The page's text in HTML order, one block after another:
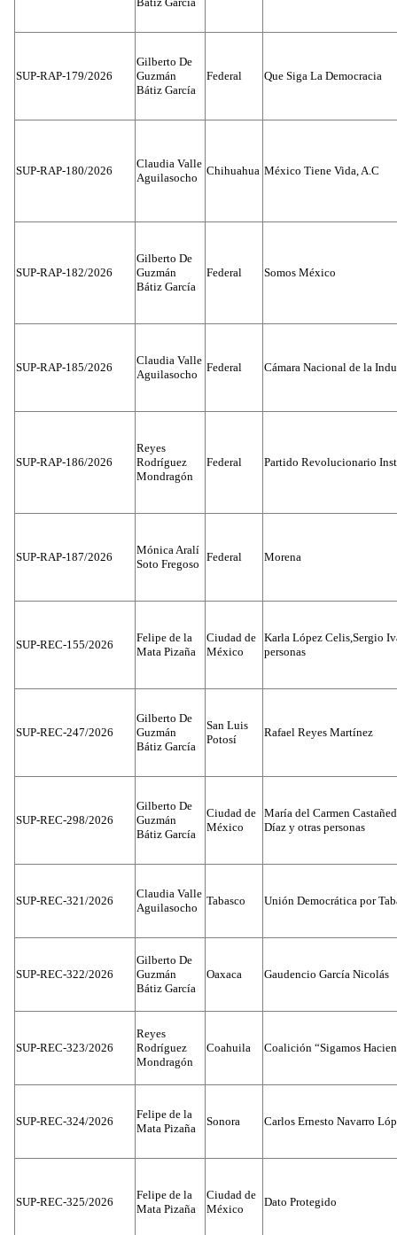
SUP-RAP-179/2026
Gilberto De
Guzmán
Bátiz García
Federal Que Siga La Democracia
SUP-RAP-180/2026
Claudia Valle
Aguilasocho
Chihuahua México Tiene Vida, A.C
SUP-RAP-182/2026
Gilberto De
Guzmán
Bátiz García
Federal Somos México
SUP-RAP-185/2026
Claudia Valle
Aguilasocho
Federal Cámara Nacional de la
SUP-RAP-186/2026
Reyes
Rodríguez
Mondragón
Federal Partido Revolucionario
SUP-RAP-187/2026
Mónica Aralí
Soto Fregoso
Federal Morena
SUP-REC-155/2026
Felipe de la
Mata Pizaña
Ciudad de
México
Karla López Celis,Sergio
personas
SUP-REC-247/2026
Gilberto De
Guzmán
Bátiz García
San Luis
Potosí
Rafael Reyes Martínez
SUP-REC-298/2026
Gilberto De
Guzmán
Bátiz García
Ciudad de
México
María del Carmen
Díaz y otras personas
SUP-REC-321/2026
Claudia Valle
Aguilasocho
Tabasco Unión Democrática por
SUP-REC-322/2026
Gilberto De
Guzmán
Bátiz García
Oaxaca Gaudencio García Nicolás
SUP-REC-323/2026
Reyes
Rodríguez
Mondragón
Coahuila Coalición “Sigamos
SUP-REC-324/2026
Felipe de la
Mata Pizaña
Sonora Carlos Ernesto Navarro
SUP-REC-325/2026
Felipe de la
Mata Pizaña
Ciudad de
México
Dato Protegido